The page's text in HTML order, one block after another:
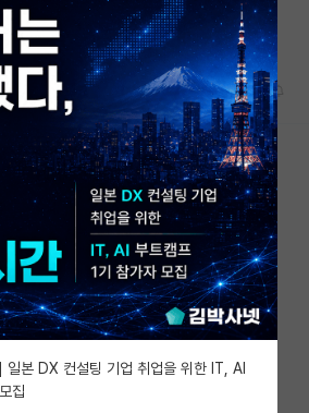
랩)
부가 중요한가요?
일본 DX 컨설팅 기업 취업을 위한 IT, AI
집